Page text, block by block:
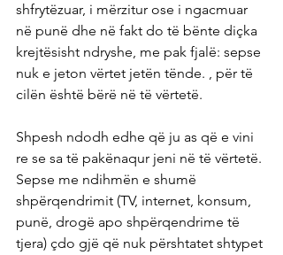
shfrytëzuar, i mërzitur ose i ngacmuar
në punë dhe në fakt do të bënte diçka
krejtësisht ndryshe, me pak fjalë: sepse
nuk e jeton vërtet jetën tënde. , për të
cilën është bërë në të vërtetë.
Shpesh ndodh edhe që ju as që e vini
re se sa të pakënaqur jeni në të vërtetë.
Sepse me ndihmën e shumë
shpërqendrimit (TV, internet, konsum,
punë, drogë apo shpërqendrime të
tjera) çdo gjë që nuk përshtatet shtypet